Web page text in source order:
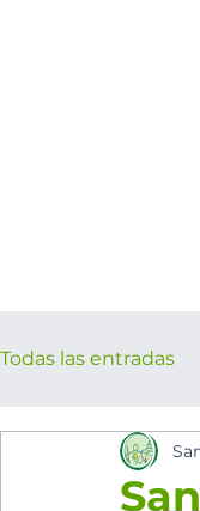
Todas las entradas
los cinco